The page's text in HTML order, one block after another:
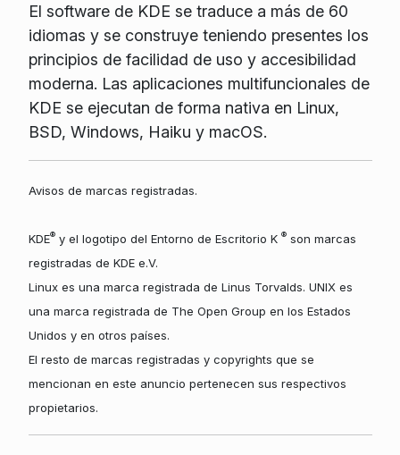
El software de KDE se traduce a más de 60
idiomas y se construye teniendo presentes los
principios de facilidad de uso y accesibilidad
moderna. Las aplicaciones multifuncionales de
KDE se ejecutan de forma nativa en Linux,
BSD, Windows, Haiku y macOS.
Avisos de marcas registradas.
KDE®y el logotipo del Entorno de Escritorio K ®son marcas
registradas de KDE e.V.
Linux es una marca registrada de Linus Torvalds. UNIX es
una marca registrada de The Open Group en los Estados
Unidos y en otros países.
El resto de marcas registradas y copyrights que se
mencionan en este anuncio pertenecen sus respectivos
propietarios.